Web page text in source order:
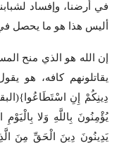
في أرضنا، وإفساد
أليس هذا هو ما يحصل في
إن الله هو الذي منح
يقاتلونهم كافه، هو
يُؤْمِنُونَ بِاللَّهِ وَلا
يَدِينُونَ دِينَ الْحَقِّ مِنَ